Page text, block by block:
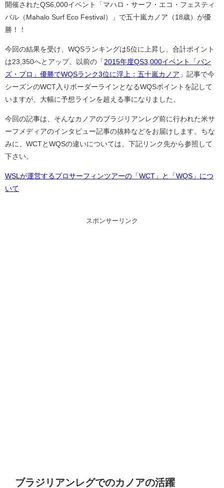
開催されたQS6,000イベント「マハロ・サーフ・エコ・フェスティ
バル（Mahalo Surf Eco Festival）」で五十嵐カノア（18歳）が優
勝！！
今回の結果を受け、WQSランキングは5位に上昇し、合計ポイント
は23,350へとアップ。以前の「 2015年度QS3,000イベント「バン
ズ・プロ」優勝でWQSランク3位に浮上：五十嵐カノア 」記事で今
シーズンのWCT入りボーダーラインとなるWQSポイントを記して
いますが、大幅に予想ラインを超える事になりました。
今回の記事は、そんなカノアのブラジリアンレグ前に行われた米サ
ーフメディアのインタビュー記事の抜粋などをお届けします。ちな
みに、WCTとWQSの違いについては、下記リンク先から参照して
下さい。
WSLが運営するプロサーフィンツアーの「WCT」と「WQS」につ
いて
スポンサーリンク
ブラジリアンレグでのカノアの活躍